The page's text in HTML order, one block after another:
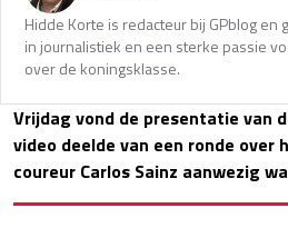
Hidde Korte is redacteur bij GPblog
in journalistiek en een sterke passie
over de koningsklasse.
Vrijdag vond de presentatie van
video deelde van een ronde
coureur Carlos Sainz aanwezig